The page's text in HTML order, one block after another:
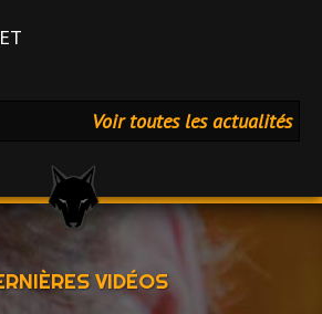
Voir toutes les actualités
VIDÉOS